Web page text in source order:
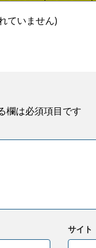
ていません)
欄は必須項目です
サイト